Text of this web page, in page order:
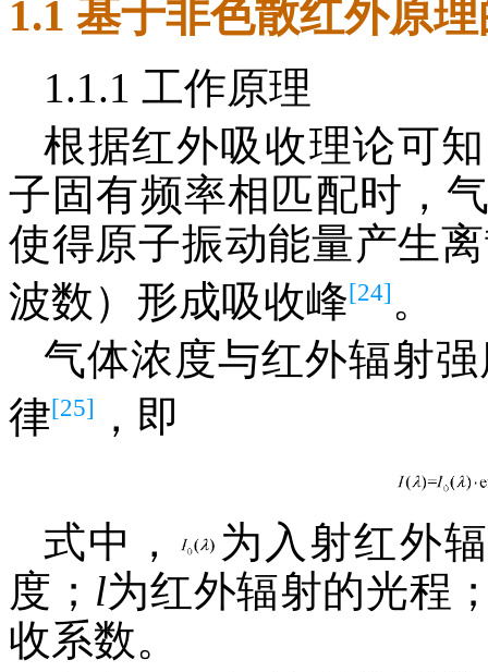
1.1 基于非色散红外原理
1.1.1 工作原理
根据红外吸收理论可
子固有频率相匹配时，
使得原子振动能量产生
波数）形成吸收峰[24] 。
气体浓度与红外辐射
律[25] ，即
式中，
为入射红外
度； l为红外辐射的光程
收系数。